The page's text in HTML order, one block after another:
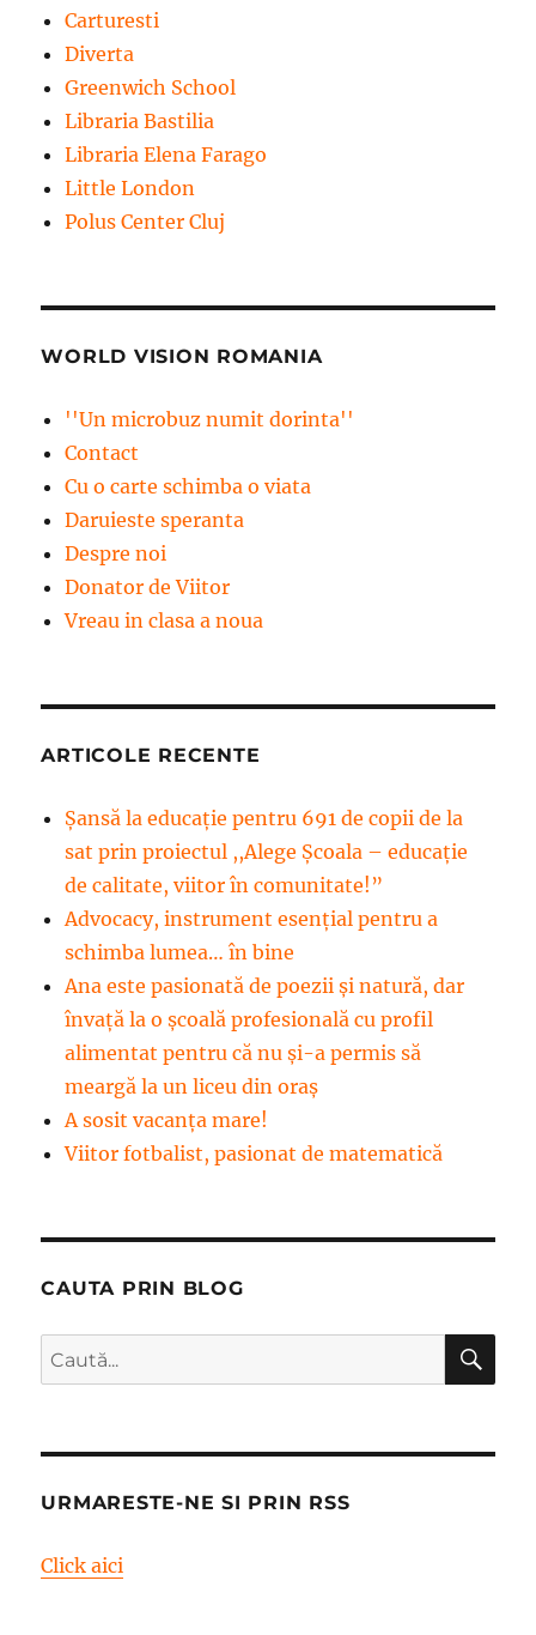
Carturesti
Diverta
Greenwich School
Libraria Bastilia
Libraria Elena Farago
Little London
Polus Center Cluj
WORLD VISION ROMANIA
''Un microbuz numit dorinta''
Contact
Cu o carte schimba o viata
Daruieste speranta
Despre noi
Donator de Viitor
Vreau in clasa a noua
ARTICOLE RECENTE
Șansă la educație pentru 691 de copii de la
sat prin proiectul ,,Alege Școala – educație
de calitate, viitor în comunitate!”
Advocacy, instrument esenţial pentru a
schimba lumea… în bine
Ana este pasionată de poezii și natură, dar
învață la o școală profesională cu profil
alimentat pentru că nu și-a permis să
meargă la un liceu din oraș
A sosit vacanța mare!
Viitor fotbalist, pasionat de matematică
CAUTA PRIN BLOG
Caută
după:
URMARESTE-NE SI PRIN RSS
Click aici